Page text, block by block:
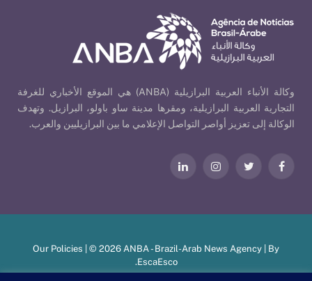
وكالة الأنباء العربية البرازيلية (ANBA) هي الموقع الأخباري للغرفة
التجارية العربية البرازيلية، ومقرها مدينة ساو باولو، البرازيل. وتهدف
الوكالة إلى تعزيز أواصر التواصل الإعلامي ما بين البرازيليين والعرب.
فيسبوكتويتر الانستغراملينكدإن
Our Policies | © 2026 ANBA - Brazil-Arab News Agency | By
EscaEsco
.